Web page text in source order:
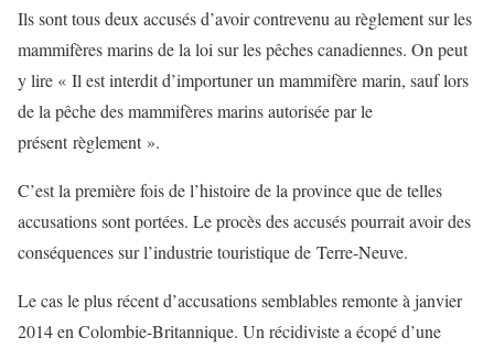
Ils sont tous deux accusés d’avoir contrevenu au règlement sur les
mammifères marins de la loi sur les pêches canadiennes. On peut
y lire « Il est interdit d’importuner un mammifère marin, sauf lors
de la pêche des mammifères marins autorisée par le
présent règlement ».
C’est la première fois de l’histoire de la province que de telles
accusations sont portées. Le procès des accusés pourrait avoir des
conséquences sur l’industrie touristique de Terre-Neuve.
Le cas le plus récent d’accusations semblables remonte à janvier
2014 en Colombie-Britannique. Un récidiviste a écopé d’une